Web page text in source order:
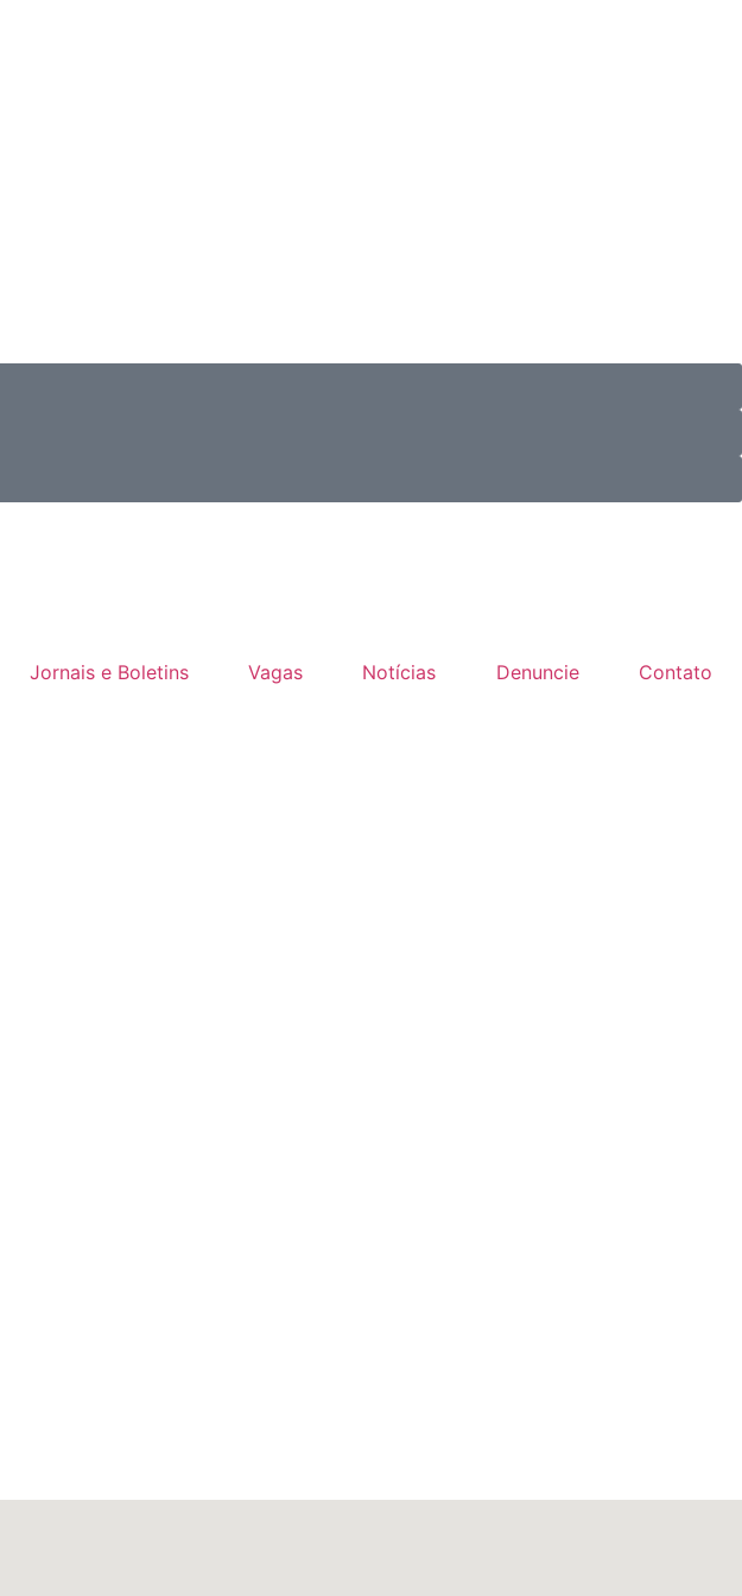
Jornais e Boletins Vagas Notícias Denuncie Contato